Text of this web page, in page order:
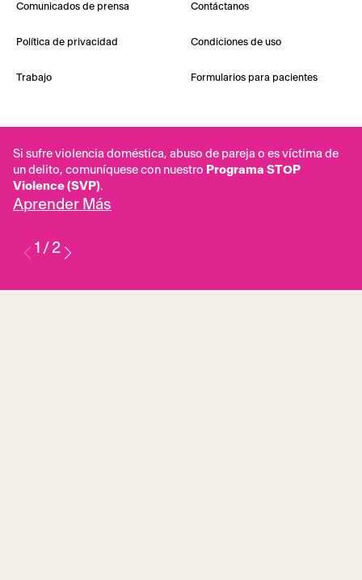
Comunicados de prensa Contáctanos
Política de privacidad Condiciones de uso
Trabajo Formularios para pacientes
Si sufre violencia doméstica, abuso de pareja o es víctima de
un delito, comuníquese con nuestro Programa STOP
Violence (SVP).
Aprender Más
1 / 2